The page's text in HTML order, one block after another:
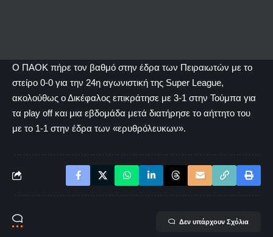
Ο ΠΑΟΚ πήρε τον βαθμό στην έδρα των Πειραιωτών με το
στείρο 0-0 για την 24η αγωνιστική της Super League,
ακολούθως ο Δικέφαλος επικράτησε με 3-1 στην Τούμπα για
τα play off και μια εβδομάδα μετά διατήρησε το αήττητο του
με το 1-1 στην έδρα των «ερυθρόλευκων».
Δεν υπάρχουν Σχόλια